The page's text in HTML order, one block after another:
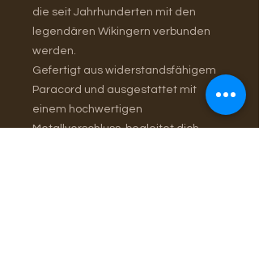
die seit Jahrhunderten mit den
legendären Wikingern verbunden
werden.
Gefertigt aus widerstandsfähigem
Paracord und ausgestattet mit
einem hochwertigen
Metallverschluss, begleitet dich